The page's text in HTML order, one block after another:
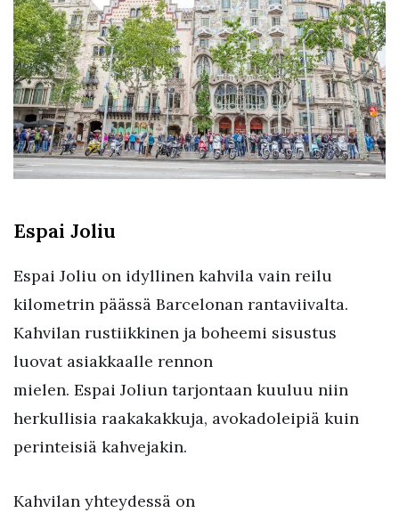
Espai Joliu
Espai Joliu on idyllinen kahvila vain reilu
kilometrin päässä Barcelonan rantaviivalta.
Kahvilan rustiikkinen ja boheemi sisustus
luovat asiakkaalle rennon
mielen. Espai Joliun tarjontaan kuuluu niin
herkullisia raakakakkuja, avokadoleipiä kuin
perinteisiä kahvejakin.
Kahvilan yhteydessä on